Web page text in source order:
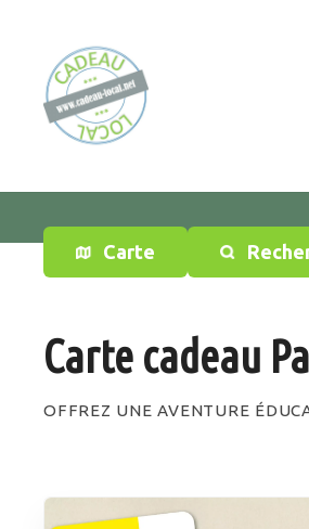
o
t
Carte
Carte cadeau
OFFREZ UNE AVENTURE